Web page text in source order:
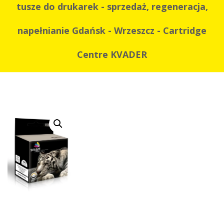
tusze do drukarek - sprzedaż, regeneracja,
napełnianie Gdańsk - Wrzeszcz - Cartridge
Centre KVADER